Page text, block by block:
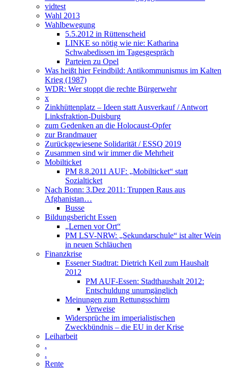
vidtest
Wahl 2013
Wahlbewegung
5.5.2012 in Rüttenscheid
LINKE so nötig wie nie: Katharina
Schwabedissen im Tagesgespräch
Parteien zu Opel
Was heißt hier Feindbild: Antikommunismus im Kalten
Krieg (1987)
WDR: Wer stoppt die rechte Bürgerwehr
x
Zinkhüttenplatz – Ideen statt Ausverkauf / Antwort
Linksfraktion-Duisburg
zum Gedenken an die Holocaust-Opfer
zur Brandmauer
Zurückgewiesene Solidarität / ESSQ 2019
Zusammen sind wir immer die Mehrheit
Mobilticket
PM 8.8.2011 AUF: „Mobilticket“ statt
Sozialticket
Nach Bonn: 3.Dez 2011: Truppen Raus aus
Afghanistan…
Busse
Bildungsbericht Essen
„Lernen vor Ort“
PM LSV-NRW: „Sekundarschule“ ist alter Wein
in neuen Schläuchen
Finanzkrise
Essener Stadtrat: Dietrich Keil zum Haushalt
2012
PM AUF-Essen: Stadthaushalt 2012:
Entschuldung unumgänglich
Meinungen zum Rettungsschirm
Verweise
Widersprüche im imperialistischen
Zweckbündnis – die EU in der Krise
Leiharbeit
.
.
Rente